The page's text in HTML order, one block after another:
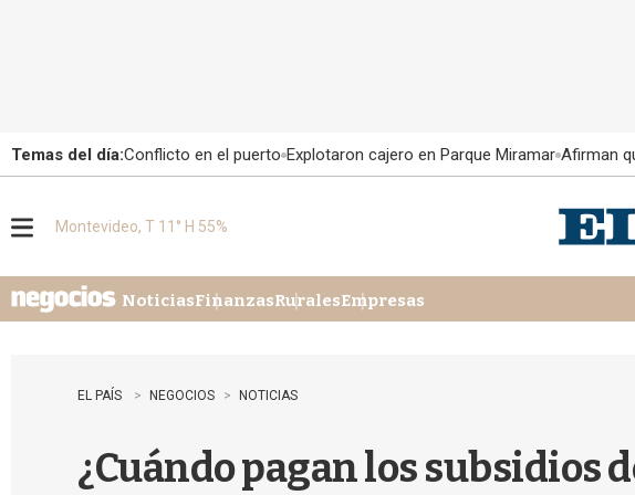
Temas del día:Conflicto en el puerto Explotaron cajero en Parque Miramar Afirman
u
Montevideo, T 11° H 55%
NoticiasFinanzasRuralesEmpresas
EL PAÍS NEGOCIOS NOTICIAS
¿Cuándo pagan los subsidios